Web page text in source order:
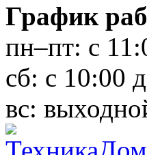
График
пн–пт: с
сб: с 10:00
вс: